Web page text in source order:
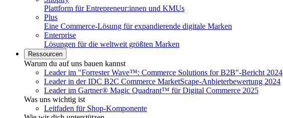
Plattform für Entrepreneur:innen und KMUs
Plus
Eine Commerce-Lösung für expandierende digitale Marken
Enterprise
Lösungen für die weltweit größten Marken
Ressourcen
Warum du auf uns bauen kannst
Leader im "Forrester Wave™: Commerce Solutions for B2B"-Bericht 2024
Leader in der IDC B2C Commerce MarketScape-Anbieterbewertung 2024
Leader im Gartner® Magic Quadrant™ für Digital Commerce 2025
Was uns wichtig ist
Leitfaden für Shop-Komponente